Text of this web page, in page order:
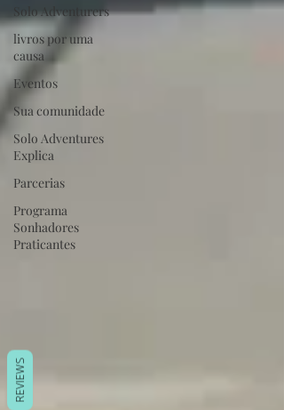
Solo Adventurers
livros por uma
causa
Eventos
Sua comunidade
Solo Adventures
Explica
Parcerias
Programa
Sonhadores
Praticantes
REVIEWS